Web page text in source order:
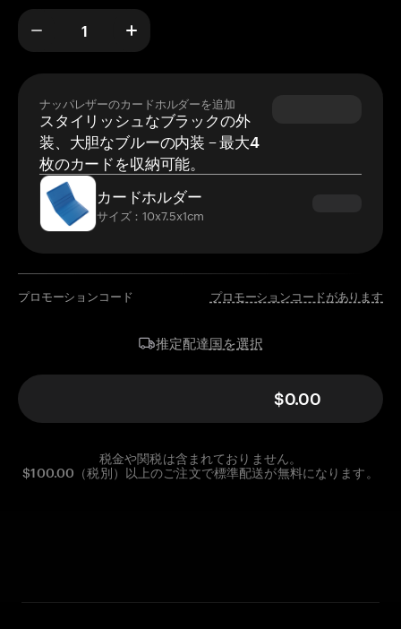
ナッパレザーのカードホルダーを追加
スタイリッシュなブラックの外
装、大胆なブルーの内装 – 最大4
枚のカードを収納可能。
カードホルダー
サイズ：10x7.5x1cm
プロモーションコード プロモーションコードがあります
推定配達国を選択
$0.00
税金や関税は含まれておりません。
$100.00（税別）以上のご注文で標準配送が無料になります。